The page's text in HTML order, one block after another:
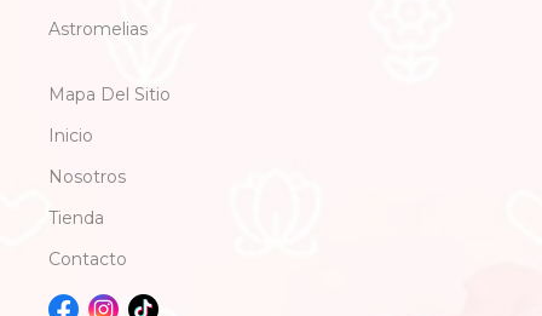
Astromelias
Mapa Del Sitio
Inicio
Nosotros
Tienda
Contacto